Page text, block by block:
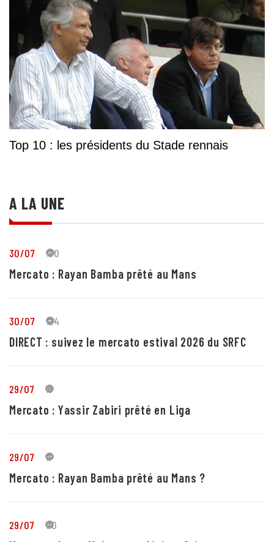
Top 10 : les présidents du Stade rennais
A LA UNE
30/07 30
Mercato : Rayan Bamba prêté au Mans
30/07 24
DIRECT : suivez le mercato estival 2026 du SRFC
29/07 5
Mercato : Yassir Zabiri prêté en Liga
29/07 1
Mercato : Rayan Bamba prêté au Mans ?
29/07 10